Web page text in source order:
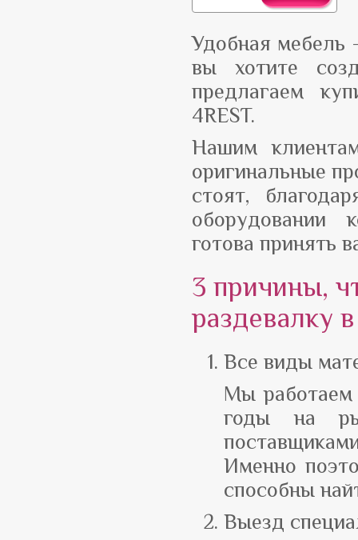
Удобная мебель
вы хотите
предлагаем
4REST.
Нашим
оригинальные
стоят,
оборудовании
готова принять
3 причины,
раздевалку
Все виды
Мы работаем
годы на
Именно
способны
Выезд